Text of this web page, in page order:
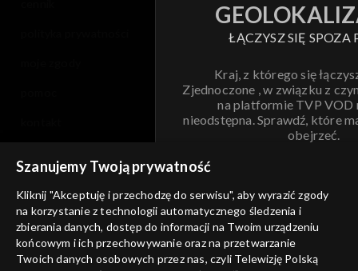
ŁĄCZYSZ SIĘ SPOZA
Kraj, z którego się
Zjednoczone , w związku z
na platformie TVP VOD
nieodstępna. Sprawdź, które
obejrzeć.
ANULUJ
informacje o dostawcy usług
Szanujemy Twoją prywatność
Kliknij "Akceptuję i przechodzę do serwisu", aby wyrazić zgody
na korzystanie z technologii automatycznego śledzenia i
zbierania danych, dostęp do informacji na Twoim urządzeniu
końcowym i ich przechowywanie oraz na przetwarzanie
Twoich danych osobowych przez nas, czyli Telewizję Polską